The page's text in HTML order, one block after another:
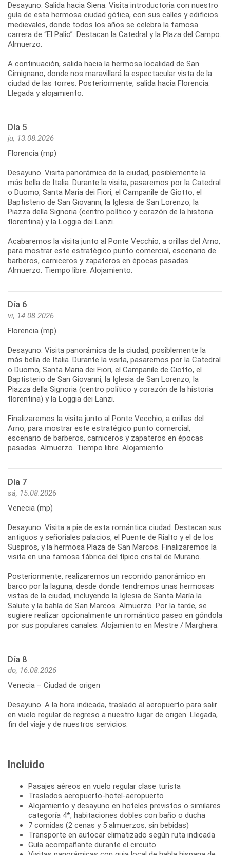
Desayuno. Salida hacia Siena. Visita introductoria con nuestro
guía de esta hermosa ciudad gótica, con sus calles y edificios
medievales, donde todos los años se celebra la famosa
carrera de “El Palio”. Destacan la Catedral y la Plaza del Campo.
Almuerzo.
A continuación, salida hacia la hermosa localidad de San
Gimignano, donde nos maravillará la espectacular vista de la
ciudad de las torres. Posteriormente, salida hacia Florencia.
Día 5
ju, 13.08.2026
Florencia (mp)
Desayuno. Visita panorámica de la ciudad, posiblemente la
más bella de Italia. Durante la visita, pasaremos por la Catedral
o Duomo, Santa Maria dei Fiori, el Campanile de Giotto, el
Baptisterio de San Giovanni, la Iglesia de San Lorenzo, la
Piazza della Signoria (centro político y corazón de la historia
florentina) y la Loggia dei Lanzi.
Acabaremos la visita junto al Ponte Vecchio, a orillas del Arno,
para mostrar este estratégico punto comercial, escenario de
barberos, carniceros y zapateros en épocas pasadas.
Día 6
vi, 14.08.2026
Florencia (mp)
Desayuno. Visita panorámica de la ciudad, posiblemente la
más bella de Italia. Durante la visita, pasaremos por la Catedral
o Duomo, Santa Maria dei Fiori, el Campanile de Giotto, el
Baptisterio de San Giovanni, la Iglesia de San Lorenzo, la
Piazza della Signoria (centro político y corazón de la historia
florentina) y la Loggia dei Lanzi.
Finalizaremos la visita junto al Ponte Vecchio, a orillas del
Arno, para mostrar este estratégico punto comercial,
escenario de barberos, carniceros y zapateros en épocas
Día 7
sá, 15.08.2026
Venecia (mp)
Desayuno. Visita a pie de esta romántica ciudad. Destacan sus
antiguos y señoriales palacios, el Puente de Rialto y el de los
Suspiros, y la hermosa Plaza de San Marcos. Finalizaremos la
visita en una famosa fábrica del típico cristal de Murano.
Posteriormente, realizaremos un recorrido panorámico en
barco por la laguna, desde donde tendremos unas hermosas
vistas de la ciudad, incluyendo la Iglesia de Santa María la
Salute y la bahía de San Marcos. Almuerzo. Por la tarde, se
sugiere realizar opcionalmente un romántico paseo en góndola
Día 8
do, 16.08.2026
Venecia – Ciudad de origen
Desayuno. A la hora indicada, traslado al aeropuerto para salir
en vuelo regular de regreso a nuestro lugar de origen. Llegada,
Incluido
Pasajes aéreos en vuelo regular clase turista
Traslados aeropuerto-hotel-aeropuerto
Alojamiento y desayuno en hoteles previstos o similares
categoría 4*, habitaciones dobles con baño o ducha
7 comidas (2 cenas y 5 almuerzos, sin bebidas)
Transporte en autocar climatizado según ruta indicada
Guía acompañante durante el circuito